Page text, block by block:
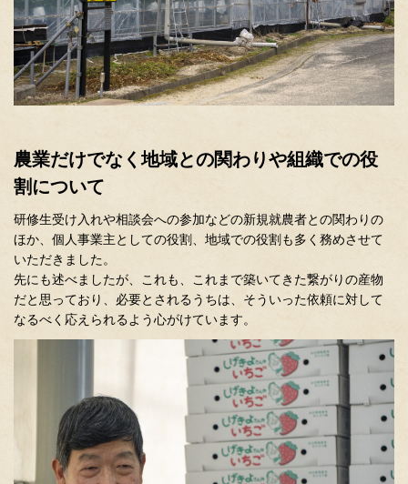
農業だけでなく地域との関わりや組織での役
割について
研修生受け入れや相談会への参加などの新規就農者との関わりの
ほか、個人事業主としての役割、地域での役割も多く務めさせて
いただきました。
先にも述べましたが、これも、これまで築いてきた繋がりの産物
だと思っており、必要とされるうちは、そういった依頼に対して
なるべく応えられるよう心がけています。